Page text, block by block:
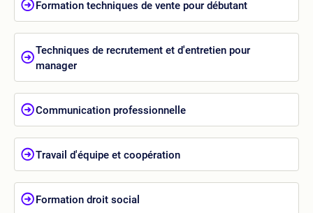
Formation techniques de vente pour débutant
Techniques de recrutement et d'entretien pour
manager
Communication professionnelle
Travail d'équipe et coopération
Formation droit social